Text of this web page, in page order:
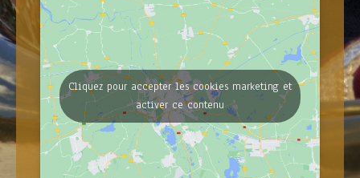
Cliquez pour accepter les cookies marketing et
activer ce contenu